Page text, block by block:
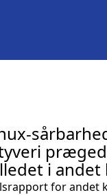
i andet
for andet